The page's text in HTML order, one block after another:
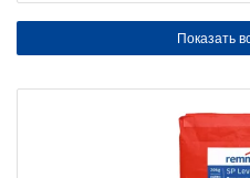
Показать